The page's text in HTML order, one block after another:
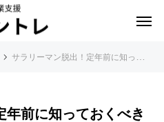
サラリーマン脱出！定年前に知っておくべき起業の落とし穴と対策
年前に知っておくべき